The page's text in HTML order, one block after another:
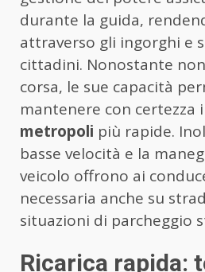
durante la guida,
attraverso gli ingorghi e
cittadini. Nonostante
corsa, le sue capacità
mantenere con certezza
metropoli più rapide.
basse velocità e la
veicolo offrono ai
necessaria anche su
situazioni di parcheggio
Ricarica rapida: